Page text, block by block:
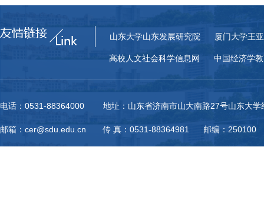
山东大学山东发展研究院 厦门大学王
高校人文社会科学信息网 中国经济学
电话：0531-88364000 地址：山东省济南市山大南路27号山东大学
邮箱：cer@sdu.edu.cn 传 真：0531-88364981 邮编：250100